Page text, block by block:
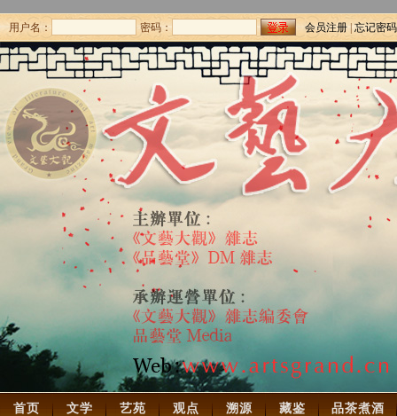
用户名： 密码： 会员注册|忘记密码
首页 文学 艺苑 观点 溯源 藏鉴 品茶煮酒